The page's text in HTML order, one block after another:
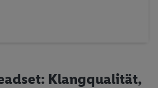
Klangqualität,